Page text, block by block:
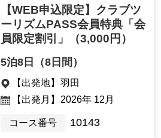
【WEB申込限定】クラブツ
ーリズムPASS会員特典「会
員限定割引」
（3,000円）
5泊8日（8日間）
【出発地】 羽田
【出発月】 2026年 12月
コース番号 10143